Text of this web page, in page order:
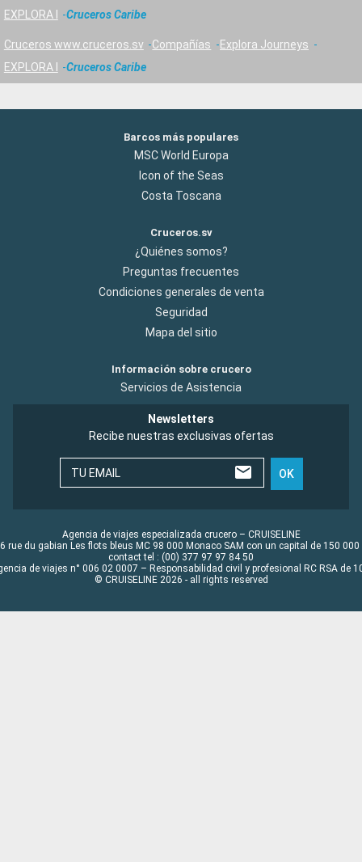
EXPLORA I
Cruceros Caribe
Cruceros www.cruceros.sv Compañías
Explora Journeys
EXPLORA I
Cruceros Caribe
Barcos más populares
MSC World Europa
Icon of the Seas
Costa Toscana
Cruceros.sv
¿Quiénes somos?
Preguntas frecuentes
Condiciones generales de venta
Seguridad
Mapa del sitio
Información sobre crucero
Servicios de Asistencia
Newsletters
Recibe nuestras exclusivas ofertas
TU EMAIL OK
Agencia de viajes especializada crucero – CRUISELINE
rue du gabian Les flots bleus MC 98 000 Monaco SAM con un capital de 150 000
contact tel : (00) 377 97 97 84 50
de viajes n° 006 02 0007 – Responsabilidad civil y profesional RC RSA de
© CRUISELINE 2026 - all rights reserved